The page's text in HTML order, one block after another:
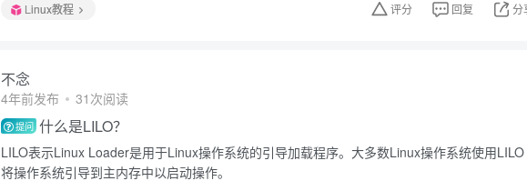
Linux教程 评分 回复 分
不念
4年前发布 31次阅读
提问 什么是LILO？
LILO表示Linux Loader是用于Linux操作系统的引导加载程序。大多数Linux操作系统使用LILO
将操作系统引导到主内存中以启动操作。